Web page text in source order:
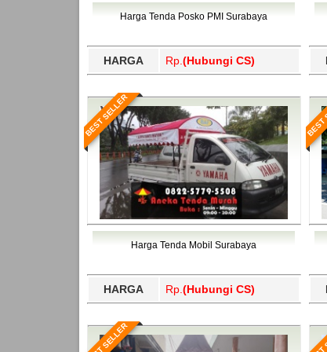
Bawang Barat, Tulangbawang,
Harga Tenda Posko PMI Surabaya
HARGA Rp. (Hubungi CS)
BEST SELLER
Harga Tenda Mobil Surabaya
HARGA Rp. (Hubungi CS)